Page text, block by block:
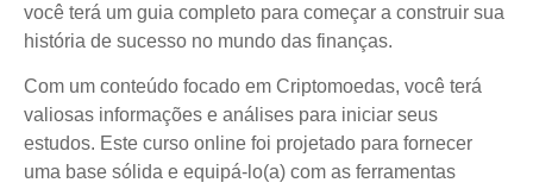
você terá um guia completo para começar a construir sua
história de sucesso no mundo das finanças.
Com um conteúdo focado em Criptomoedas, você terá
valiosas informações e análises para iniciar seus
estudos. Este curso online foi projetado para fornecer
uma base sólida e equipá-lo(a) com as ferramentas